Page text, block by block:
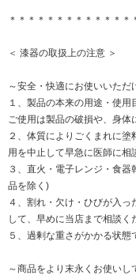
＊＊＊＊＊＊＊＊＊＊＊＊＊
＜ 漆器の取扱上の注意 ＞
～安全・快適にお使いいただ
１、製品の本来の用途・使
ご使用は製品の破損や、身体
２、体質によりごくまれに
用を中止して早急に医師に相
３、直火・電子レンジ・食
品を除く)
４、割れ・欠け・ひびが入
して、早めに当店まで相談く
５、過剰な重さがかかる状態
～商品をより末永くお使いし